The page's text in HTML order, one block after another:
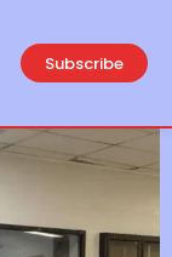
Subscribe